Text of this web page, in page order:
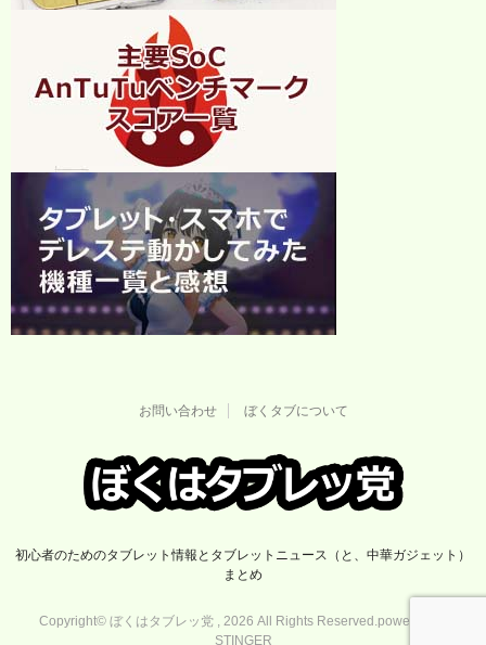
お問い合わせ ぼくタブについて
初心者のためのタブレット情報とタブレットニュース（と、中華ガジェット）
まとめ
Copyright© ぼくはタブレッ党 , 2026 All Rights Reserved.powered by
STINGER